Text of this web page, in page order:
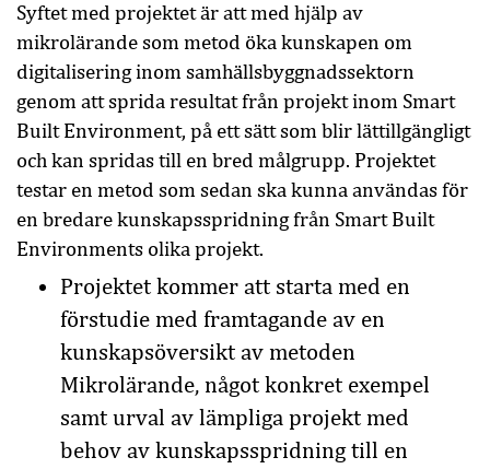
Syftet med projektet är att med hjälp av
mikrolärande som metod öka kunskapen om
digitalisering inom samhällsbyggnadssektorn
genom att sprida resultat från projekt inom Smart
Built Environment, på ett sätt som blir lättillgängligt
och kan spridas till en bred målgrupp. Projektet
testar en metod som sedan ska kunna användas för
en bredare kunskapsspridning från Smart Built
Environments olika projekt.
Projektet kommer att starta med en
förstudie med framtagande av en
kunskapsöversikt av metoden
Mikrolärande, något konkret exempel
samt urval av lämpliga projekt med
behov av kunskapsspridning till en